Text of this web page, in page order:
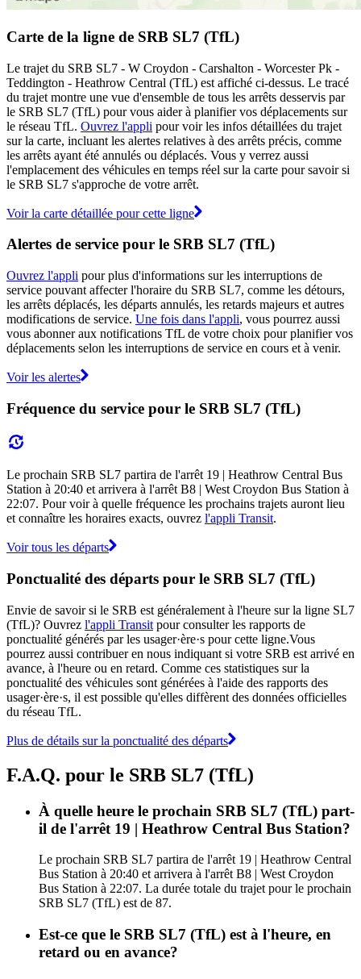
Carte de la ligne de SRB SL7 (TfL)
Le trajet du SRB SL7 - W Croydon - Carshalton - Worcester Pk -
Teddington - Heathrow Central (TfL) est affiché ci-dessus. Le tracé
du trajet montre une vue d'ensemble de tous les arrêts desservis par
le SRB SL7 (TfL) pour vous aider à planifier vos déplacements sur
le réseau TfL. Ouvrez l'appli pour voir les infos détaillées du trajet
sur la carte, incluant les alertes relatives à des arrêts précis, comme
les arrêts ayant été annulés ou déplacés. Vous y verrez aussi
l'emplacement des véhicules en temps réel sur la carte pour savoir si
le SRB SL7 s'approche de votre arrêt.
Voir la carte détaillée pour cette ligne
Alertes de service pour le SRB SL7 (TfL)
Ouvrez l'appli pour plus d'informations sur les interruptions de
service pouvant affecter l'horaire du SRB SL7, comme les détours,
les arrêts déplacés, les départs annulés, les retards majeurs et autres
modifications de service. Une fois dans l'appli, vous pourrez aussi
vous abonner aux notifications TfL de votre choix pour planifier vos
déplacements selon les interruptions de service en cours et à venir.
Voir les alertes
Fréquence du service pour le SRB SL7 (TfL)
Le prochain SRB SL7 partira de l'arrêt 19 | Heathrow Central Bus
Station à 20:40 et arrivera à l'arrêt B8 | West Croydon Bus Station à
22:07. Pour voir à quelle fréquence les prochains trajets auront lieu
et connaître les horaires exacts, ouvrez l'appli Transit.
Voir tous les départs
Ponctualité des départs pour le SRB SL7 (TfL)
Envie de savoir si le SRB est généralement à l'heure sur la ligne SL7
(TfL)? Ouvrez l'appli Transit pour consulter les rapports de
ponctualité générés par les usager·ère·s pour cette ligne.Vous
pourrez aussi contribuer en nous indiquant si votre SRB est arrivé en
avance, à l'heure ou en retard. Comme ces statistiques sur la
ponctualité des véhicules sont générées à l'aide des rapports des
usager·ère·s, il est possible qu'elles diffèrent des données officielles
du réseau TfL.
Plus de détails sur la ponctualité des départs
F.A.Q. pour le SRB SL7 (TfL)
À quelle heure le prochain SRB SL7 (TfL) part-
il de l'arrêt 19 | Heathrow Central Bus Station?
Le prochain SRB SL7 partira de l'arrêt 19 | Heathrow Central
Bus Station à 20:40 et arrivera à l'arrêt B8 | West Croydon
Bus Station à 22:07. La durée totale du trajet pour le prochain
SRB SL7 (TfL) est de 87.
Est-ce que le SRB SL7 (TfL) est à l'heure, en
retard ou en avance?